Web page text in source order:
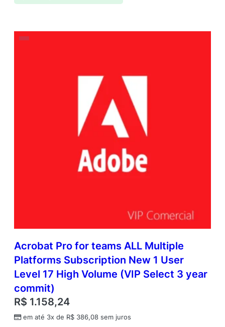
Acrobat Pro for teams ALL Multiple
Platforms Subscription New 1 User
Level 17 High Volume (VIP Select 3 year
commit)
R$ 1.158,24
em até 3x de R$ 386,08 sem juros